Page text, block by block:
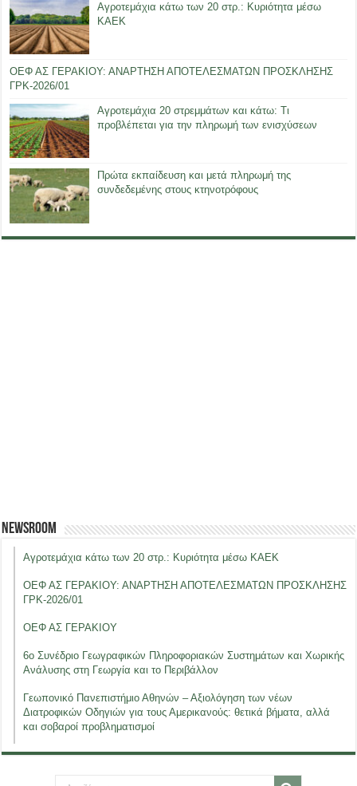
Αγροτεμάχια κάτω των 20 στρ.: Κυριότητα μέσω
ΚΑΕΚ
ΟΕΦ ΑΣ ΓΕΡΑΚΙΟΥ: ΑΝΑΡΤΗΣΗ ΑΠΟΤΕΛΕΣΜΑΤΩΝ ΠΡΟΣΚΛΗΣΗΣ
ΓΡΚ-2026/01
Αγροτεμάχια 20 στρεμμάτων και κάτω: Τι
προβλέπεται για την πληρωμή των ενισχύσεων
Πρώτα εκπαίδευση και μετά πληρωμή της
συνδεδεμένης στους κτηνοτρόφους
Newsroom
Αγροτεμάχια κάτω των 20 στρ.: Κυριότητα μέσω ΚΑΕΚ
ΟΕΦ ΑΣ ΓΕΡΑΚΙΟΥ: ΑΝΑΡΤΗΣΗ ΑΠΟΤΕΛΕΣΜΑΤΩΝ ΠΡΟΣΚΛΗΣΗΣ
ΓΡΚ-2026/01
ΟΕΦ ΑΣ ΓΕΡΑΚΙΟΥ
6ο Συνέδριο Γεωγραφικών Πληροφοριακών Συστημάτων και Χωρικής
Ανάλυσης στη Γεωργία και το Περιβάλλον
Γεωπονικό Πανεπιστήμιο Αθηνών – Αξιολόγηση των νέων
Διατροφικών Οδηγιών για τους Αμερικανούς: θετικά βήματα, αλλά
και σοβαροί προβληματισμοί